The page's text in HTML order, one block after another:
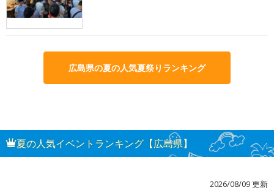
広島県の夏の人気夏祭りランキング
夏の人気イベントランキング【広島県】
2026/08/09 更新